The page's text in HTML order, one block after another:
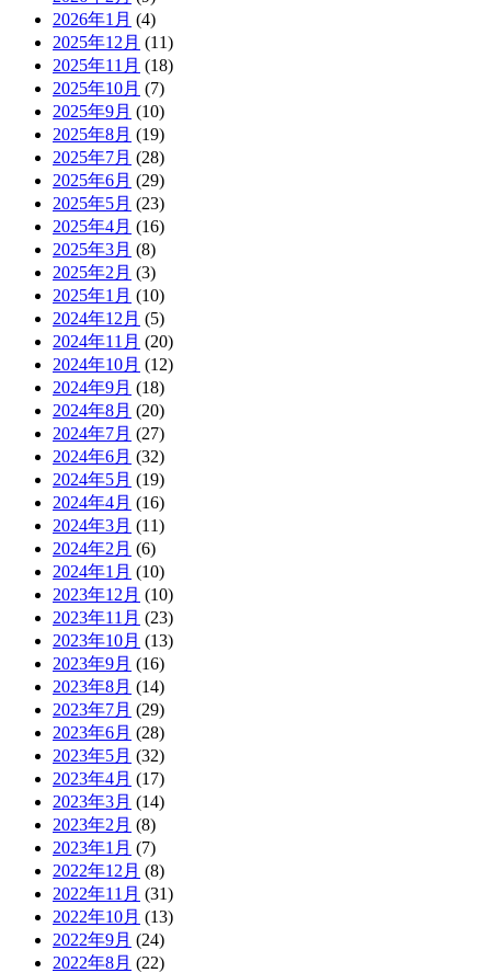
2026年1月 (4)
2025年12月 (11)
2025年11月 (18)
2025年10月 (7)
2025年9月 (10)
2025年8月 (19)
2025年7月 (28)
2025年6月 (29)
2025年5月 (23)
2025年4月 (16)
2025年3月 (8)
2025年2月 (3)
2025年1月 (10)
2024年12月 (5)
2024年11月 (20)
2024年10月 (12)
2024年9月 (18)
2024年8月 (20)
2024年7月 (27)
2024年6月 (32)
2024年5月 (19)
2024年4月 (16)
2024年3月 (11)
2024年2月 (6)
2024年1月 (10)
2023年12月 (10)
2023年11月 (23)
2023年10月 (13)
2023年9月 (16)
2023年8月 (14)
2023年7月 (29)
2023年6月 (28)
2023年5月 (32)
2023年4月 (17)
2023年3月 (14)
2023年2月 (8)
2023年1月 (7)
2022年12月 (8)
2022年11月 (31)
2022年10月 (13)
2022年9月 (24)
2022年8月 (22)